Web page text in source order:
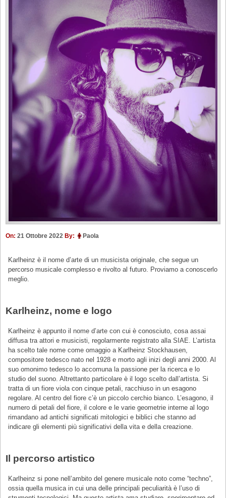
On: 21 Ottobre 2022 By: Paola
Karlheinz è il nome d’arte di un musicista originale, che segue un
percorso musicale complesso e rivolto al futuro. Proviamo a conoscerlo
meglio.
Karlheinz, nome e logo
Karlheinz è appunto il nome d’arte con cui è conosciuto, cosa assai
diffusa tra attori e musicisti, regolarmente registrato alla SIAE. L’artista
ha scelto tale nome come omaggio a Karlheinz Stockhausen,
compositore tedesco nato nel 1928 e morto agli inizi degli anni 2000. Al
suo omonimo tedesco lo accomuna la passione per la ricerca e lo
studio del suono. Altrettanto particolare è il logo scelto dall’artista. Si
tratta di un fiore viola con cinque petali, racchiuso in un esagono
regolare. Al centro del fiore c’è un piccolo cerchio bianco. L’esagono, il
numero di petali del fiore, il colore e le varie geometrie interne al logo
rimandano ad antichi significati mitologici e biblici che stanno ad
indicare gli elementi più significativi della vita e della creazione.
Il percorso artistico
Karlheinz si pone nell’ambito del genere musicale noto come “techno”,
ossia quella musica in cui una delle principali peculiarità è l’uso di